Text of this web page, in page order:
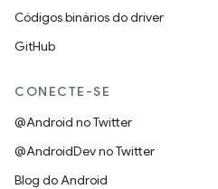
Códigos binários do driver
GitHub
CONECTE-SE
@Android no Twitter
@AndroidDev no Twitter
Blog do Android